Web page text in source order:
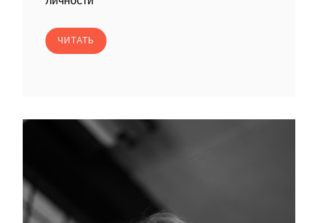
ЧИТАТЬ